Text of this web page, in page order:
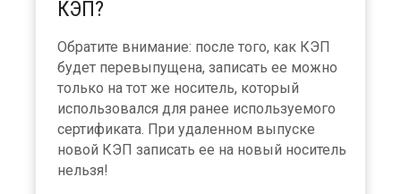
КЭП?
Обратите внимание: после того, как КЭП
будет перевыпущена, записать ее можно
только на тот же носитель, который
использовался для ранее используемого
сертификата. При удаленном выпуске
новой КЭП записать ее на новый носитель
нельзя!